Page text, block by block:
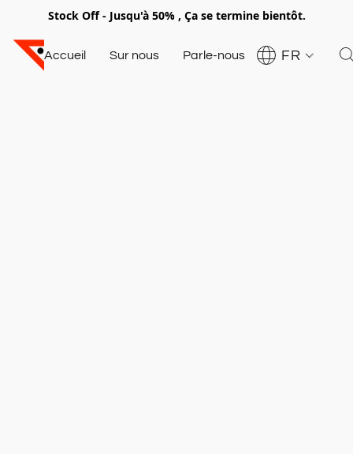
Stock Off - Jusqu'à 50% , Ça se termine bientôt.
Accueil Sur nous Parle-nous FR